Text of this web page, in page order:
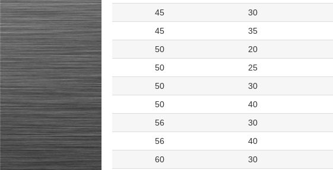
45
30
45
35
50
20
50
25
50
30
50
40
56
30
56
40
60
30